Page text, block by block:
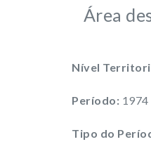
Área
Nível
Período: 1974
Tipo do